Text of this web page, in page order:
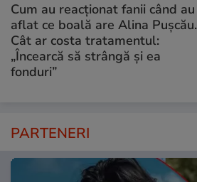
Cum au reacționat fanii când au
aflat ce boală are Alina Pușcău.
Cât ar costa tratamentul:
„Încearcă să strângă și ea
fonduri”
PARTENERI